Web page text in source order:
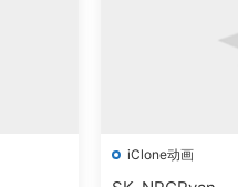
iClone动画